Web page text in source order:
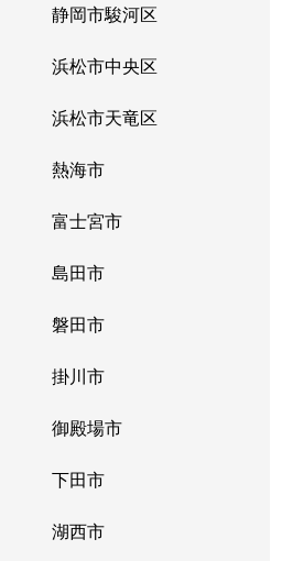
静岡市駿河区
浜松市中央区
浜松市天竜区
熱海市
富士宮市
島田市
磐田市
掛川市
御殿場市
下田市
湖西市